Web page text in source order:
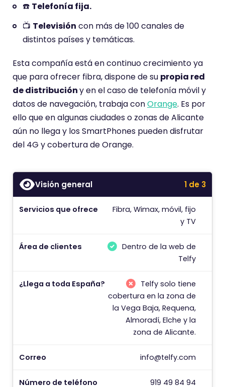
☎️ Telefonía fija.
📺 Televisión con más de 100 canales de
distintos países y temáticas.
Esta compañía está en continuo crecimiento ya
que para ofrecer fibra, dispone de su propia red
de distribucióny en el caso de telefonía móvil y
datos de navegación, trabaja conOrange. Es por
ello que en algunas ciudades o zonas de Alicante
aún no llega y los SmartPhones pueden disfrutar
del 4G y cobertura de Orange.
Visión general 1 de 3
Servicios que ofrece
Fibra, Wimax, móvil, fijo
y TV
Área de clientes
Dentro de la web de
Telfy
¿Llega a toda España?
Telfy solo tiene
cobertura en la zona de
la Vega Baja, Requena,
Almoradí, Elche y la
zona de Alicante.
Correo info@telfy.com
Número de teléfono 919 49 84 94